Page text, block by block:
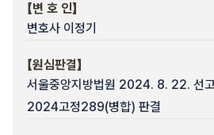
【변 호 인】
변호사 이정기
【원심판결】
서울중앙지방법원 2024. 8. 22. 선
2024고정289(병합) 판결